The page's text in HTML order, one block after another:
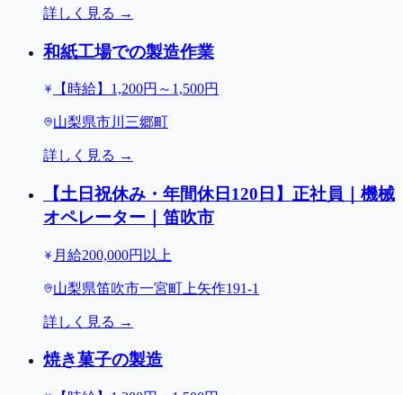
詳しく見る →
和紙工場での製造作業
【時給】1,200円～1,500円
山梨県市川三郷町
詳しく見る →
【土日祝休み・年間休日120日】正社員｜機械
オペレーター｜笛吹市
月給200,000円以上
山梨県笛吹市一宮町上矢作191-1
詳しく見る →
焼き菓子の製造